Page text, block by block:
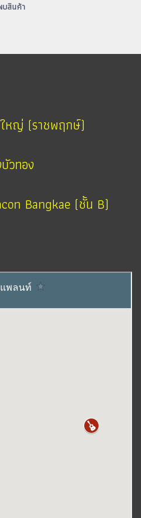
บสินค้า
หญ่ (ราชพฤกษ์)
วทอง
Bangkae (ชั้น B)